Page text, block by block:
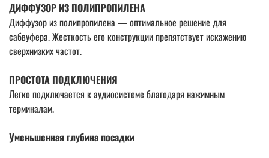
ДИФФУЗОР ИЗ ПОЛИПРОПИЛЕНА
Диффузор из полипропилена — оптимальное решение для
сабвуфера. Жесткость его конструкции препятствует искажению
сверхнизких частот.
ПРОСТОТА ПОДКЛЮЧЕНИЯ
Легко подключается к аудиосистеме благодаря нажимным
терминалам.
Уменьшенная глубина посадки